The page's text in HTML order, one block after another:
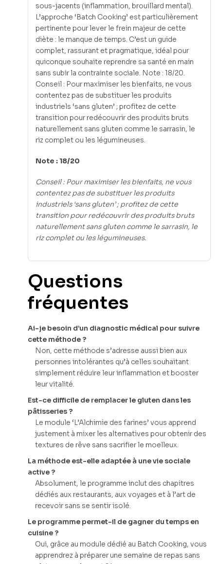
sous-jacents (inflammation, brouillard mental).
L’approche ‘Batch Cooking’ est particulièrement
pertinente pour lever le frein majeur de cette
diète : le manque de temps. C’est un guide
complet, rassurant et pragmatique, idéal pour
quiconque souhaite reprendre sa santé en main
sans subir la contrainte sociale. Note : 18/20.
Conseil : Pour maximiser les bienfaits, ne vous
contentez pas de substituer les produits
industriels ‘sans gluten’ ; profitez de cette
transition pour redécouvrir des produits bruts
naturellement sans gluten comme le sarrasin, le
riz complet ou les légumineuses.
Note : 18/20
Conseil : Pour maximiser les bienfaits, ne vous
contentez pas de substituer les produits
industriels ‘sans gluten’ ; profitez de cette
transition pour redécouvrir des produits bruts
naturellement sans gluten comme le sarrasin, le
riz complet ou les légumineuses.
Questions
fréquentes
Ai-je besoin d’un diagnostic médical pour suivre
cette méthode ?
Non, cette méthode s’adresse aussi bien aux
personnes intolérantes qu’à celles souhaitant
simplement réduire leur inflammation et booster
leur vitalité.
Est-ce difficile de remplacer le gluten dans les
pâtisseries ?
Le module ‘L’Alchimie des farines’ vous apprend
justement à mixer les alternatives pour obtenir des
textures de rêve sans sacrifier le moelleux.
La méthode est-elle adaptée à une vie sociale
active ?
Absolument, le programme inclut des chapitres
dédiés aux restaurants, aux voyages et à l’art de
recevoir sans se sentir isolé.
Le programme permet-il de gagner du temps en
cuisine ?
Oui, grâce au module dédié au Batch Cooking, vous
apprendrez à préparer une semaine de repas sans